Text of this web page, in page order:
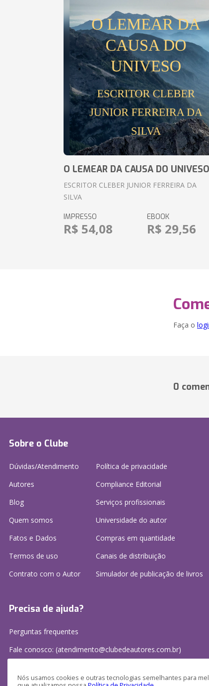
Nós usamos cookies e outras tecnologias semelhantes para
O LEMEAR DA CAUSA DO UNIVESO
ESCRITOR CLEBER JUNIOR FERREIRA DA
SILVA
IMPRESSO
R$ 54,08
EBOOK
R$ 29,56
Faça o
0
Sobre o Clube
Dúvidas/Atendimento
Autores
Blog
Quem somos
Fatos e Dados
Termos de uso
Contrato com o Autor
Política de privacidade
Compliance Editorial
Serviços profissionais
Universidade do autor
Compras em quantidade
Canais de distribuição
Simulador de publicação de livros
Precisa de ajuda?
Perguntas frequentes
Fale conosco: (atendimento@clubedeautores.com.br)